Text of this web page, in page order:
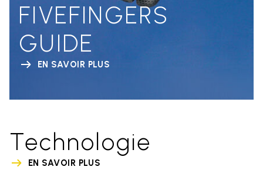
FIVEFINGERS
GUIDE
EN SAVOIR PLUS
Technologie
EN SAVOIR PLUS